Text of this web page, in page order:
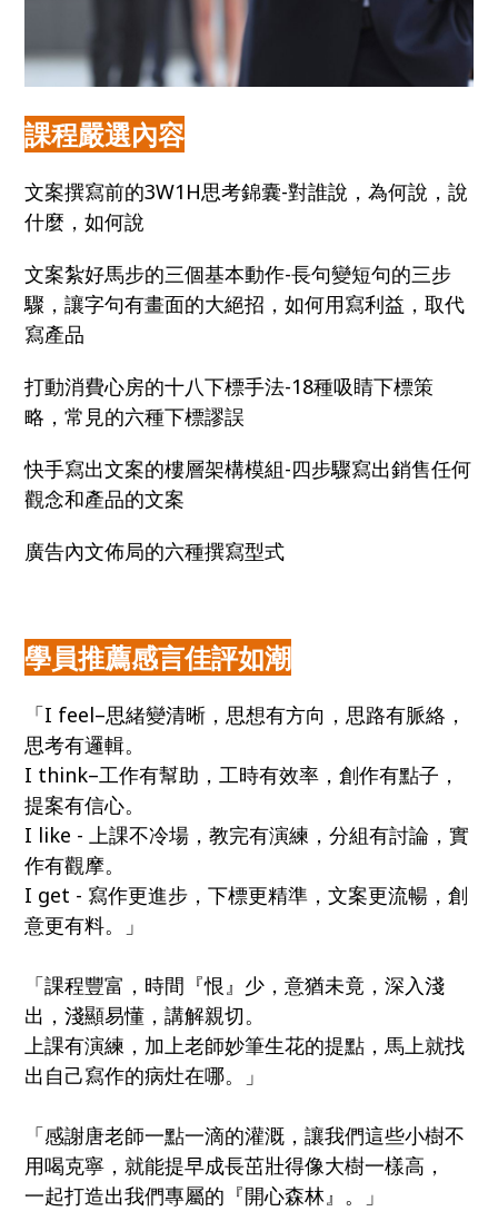
課程嚴選內容
文案撰寫前的3W1H思考錦囊-對誰說，為何說，說
什麼，如何說
文案紮好馬步的三個基本動作-長句變短句的三步
驟，讓字句有畫面的大絕招，如何用寫利益，取代
寫產品
打動消費心房的十八下標手法-18種吸睛下標策
略，常見的六種下標謬誤
快手寫出文案的樓層架構模組-四步驟寫出銷售任何
觀念和產品的文案
廣告內文佈局的六種撰寫型式
學員推薦感言佳評如潮
「I feel–思緒變清晰，思想有方向，思路有脈絡，
思考有邏輯。
I think–工作有幫助，工時有效率，創作有點子，
提案有信心。
I like - 上課不冷場，教完有演練，分組有討論，實
作有觀摩。
I get - 寫作更進步，下標更精準，文案更流暢，創
意更有料。」
「課程豐富，時間『恨』少，意猶未竟，深入淺
出，淺顯易懂，講解親切。
上課有演練，加上老師妙筆生花的提點，馬上就找
出自己寫作的病灶在哪。」
「感謝唐老師一點一滴的灌溉，讓我們這些小樹不
用喝克寧，就能提早成長茁壯得像大樹一樣高，
一起打造出我們專屬的『開心森林』。」